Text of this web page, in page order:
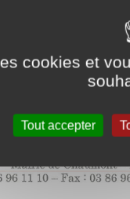
cookies et
Tout accepter